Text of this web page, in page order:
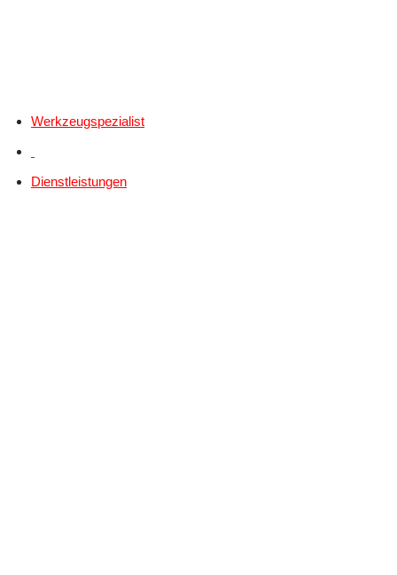
Werkzeugspezialist
Dienstleistungen